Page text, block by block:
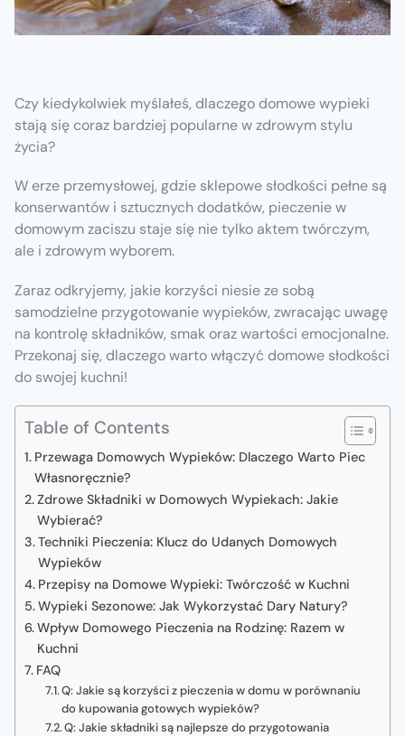
Czy kiedykolwiek myślałeś, dlaczego domowe wypieki
stają się coraz bardziej popularne w zdrowym stylu
życia?
W erze przemysłowej, gdzie sklepowe słodkości pełne są
konserwantów i sztucznych dodatków, pieczenie w
domowym zaciszu staje się nie tylko aktem twórczym,
ale i zdrowym wyborem.
Zaraz odkryjemy, jakie korzyści niesie ze sobą
samodzielne przygotowanie wypieków, zwracając uwagę
na kontrolę składników, smak oraz wartości emocjonalne.
Przekonaj się, dlaczego warto włączyć domowe słodkości
do swojej kuchni!
Table of Contents
Przewaga Domowych Wypieków: Dlaczego Warto Piec
Własnoręcznie?
Zdrowe Składniki w Domowych Wypiekach: Jakie
Wybierać?
Techniki Pieczenia: Klucz do Udanych Domowych
Wypieków
Przepisy na Domowe Wypieki: Twórczość w Kuchni
Wypieki Sezonowe: Jak Wykorzystać Dary Natury?
Wpływ Domowego Pieczenia na Rodzinę: Razem w
Kuchni
FAQ
Q: Jakie są korzyści z pieczenia w domu w porównaniu
do kupowania gotowych wypieków?
Q: Jakie składniki są najlepsze do przygotowania